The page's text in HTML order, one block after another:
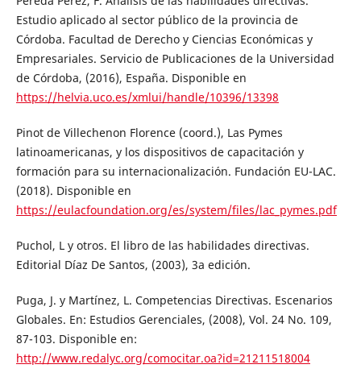
Estudio aplicado al sector público de la provincia de
Córdoba. Facultad de Derecho y Ciencias Económicas y
Empresariales. Servicio de Publicaciones de la Universidad
de Córdoba, (2016), España. Disponible en
https://helvia.uco.es/xmlui/handle/10396/13398
Pinot de Villechenon Florence (coord.), Las Pymes
latinoamericanas, y los dispositivos de capacitación y
formación para su internacionalización. Fundación EU-LAC.
(2018). Disponible en
https://eulacfoundation.org/es/system/files/lac_pymes.pdf
Puchol, L y otros. El libro de las habilidades directivas.
Editorial Díaz De Santos, (2003), 3a edición.
Puga, J. y Martínez, L. Competencias Directivas. Escenarios
Globales. En: Estudios Gerenciales, (2008), Vol. 24 No. 109,
87-103. Disponible en:
http://www.redalyc.org/comocitar.oa?id=21211518004